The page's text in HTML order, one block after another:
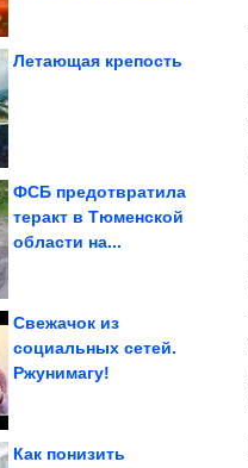
Идея стильного декора
Летающая крепость
ФСБ предотвратила
теракт в Тюменской
области на...
Подборка душевных
СССР
Свежачок из
социальных сетей.
Ржунимагу!
Как понизить